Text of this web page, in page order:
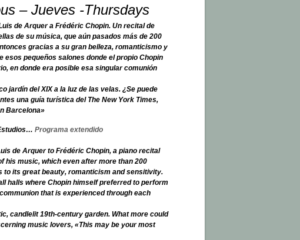
– Jueves -Thursdays
de Arquer a Frédéric Chopin. Un recital de
de su música, que aún pasados más de 200
gracias a su gran belleza, romanticismo y
esos pequeños salones donde el propio Chopin
en donde era posible esa singular comunión
jardín del XIX a la luz de las velas. ¿Se puede
una guía turística del The New York Times,
Barcelona»
Programa extendido
de Arquer to Frédéric Chopin, a piano recital
his music, which even after more than 200
its great beauty, romanticism and sensitivity.
halls where Chopin himself preferred to perform
that is experienced through each
candlelit 19th-century garden. What more could
music lovers, «This may be your most